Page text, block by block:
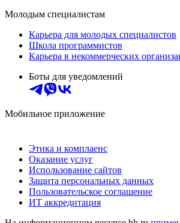
Молодым специалистам
Карьера для молодых специалистов
Школа программистов
Карьера в некоммерческих
Боты для уведомлений
Мобильное приложение
Этика и комплаенс
Оказание услуг
Использование сайтов
Защита персональных данных
Пользовательское соглашение
ИТ аккредитация